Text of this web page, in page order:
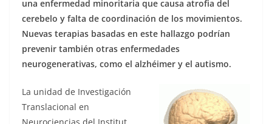
una enfermedad minoritaria que causa atrofia del
cerebelo y falta de coordinación de los movimientos.
Nuevas terapias basadas en este hallazgo podrían
prevenir también otras enfermedades
neurogenerativas, como el alzhéimer y el autismo.
La unidad de Investigación
Translacional en